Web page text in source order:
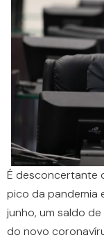
É desconcertante
pico da pandemia
junho, um saldo
do novo